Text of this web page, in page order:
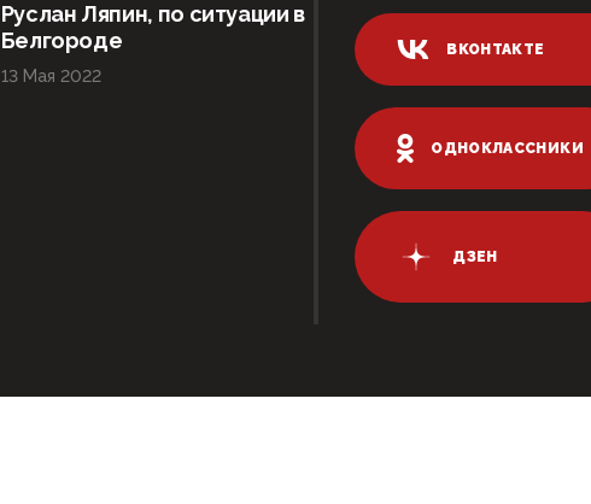
Руслан Ляпин, по ситуации в
Белгороде
13 Мая 2022
ВКОНТАКТЕ
ОДНОКЛАССНИКИ
ДЗЕН